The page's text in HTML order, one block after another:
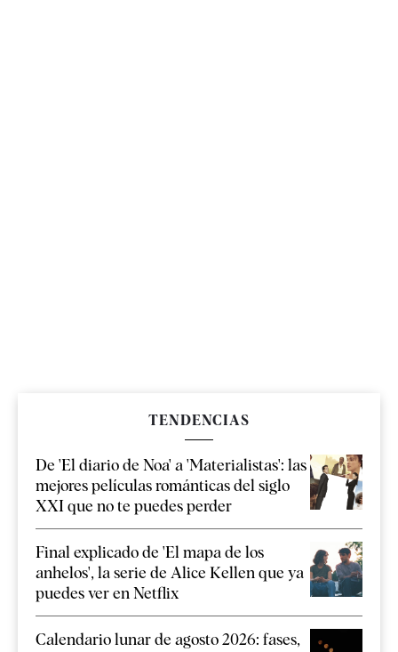
TENDENCIAS
De 'El diario de Noa' a 'Materialistas': las
mejores películas románticas del siglo
XXI que no te puedes perder
Final explicado de 'El mapa de los
anhelos', la serie de Alice Kellen que ya
puedes ver en Netflix
Calendario lunar de agosto 2026: fases,